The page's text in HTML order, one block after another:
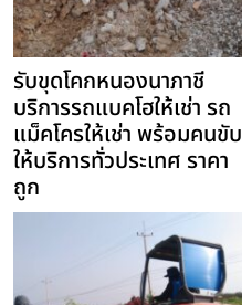
รับขุดโคกหนองนาภาชี
บริการรถแบคโฮให้เช่า รถ
แม็คโครให้เช่า พร้อมคนขับ
ให้บริการทั่วประเทศ ราคา
ถูก